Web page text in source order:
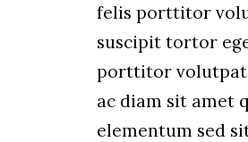
felis porttitor
suscipit tortor
porttitor
ac diam sit amet
elementum sed